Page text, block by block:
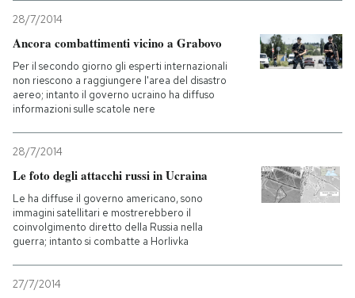
28/7/2014
Ancora combattimenti vicino a Grabovo
Per il secondo giorno gli esperti internazionali
non riescono a raggiungere l'area del disastro
aereo; intanto il governo ucraino ha diffuso
informazioni sulle scatole nere
28/7/2014
Le foto degli attacchi russi in Ucraina
Le ha diffuse il governo americano, sono
immagini satellitari e mostrerebbero il
coinvolgimento diretto della Russia nella
guerra; intanto si combatte a Horlivka
27/7/2014